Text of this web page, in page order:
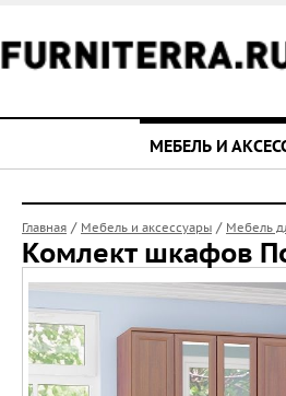
МЕБЕЛЬ И
Главная / Мебель и аксессуары / Мебель
Комлект шкафов